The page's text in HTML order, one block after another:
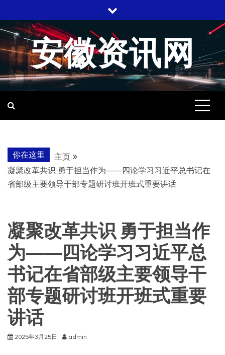
至
内
容
安徽资讯网
你在这里
主页
凝聚改革共识 勇于担当作为——四论学习习近平总书记在
省部级主要领导干部专题研讨班开班式重要讲话
凝聚改革共识 勇于担当作
为——四论学习习近平总
书记在省部级主要领导干
部专题研讨班开班式重要
讲话
2025年3月25日 admin